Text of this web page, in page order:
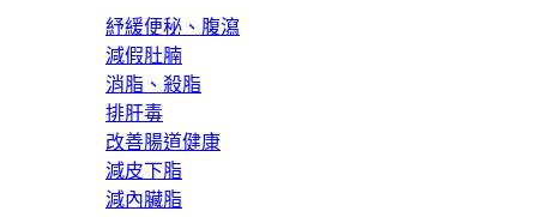
紓緩便秘、腹瀉
減假肚腩
消脂、殺脂
排肝毒
改善腸道健康
減皮下脂
減內臟脂